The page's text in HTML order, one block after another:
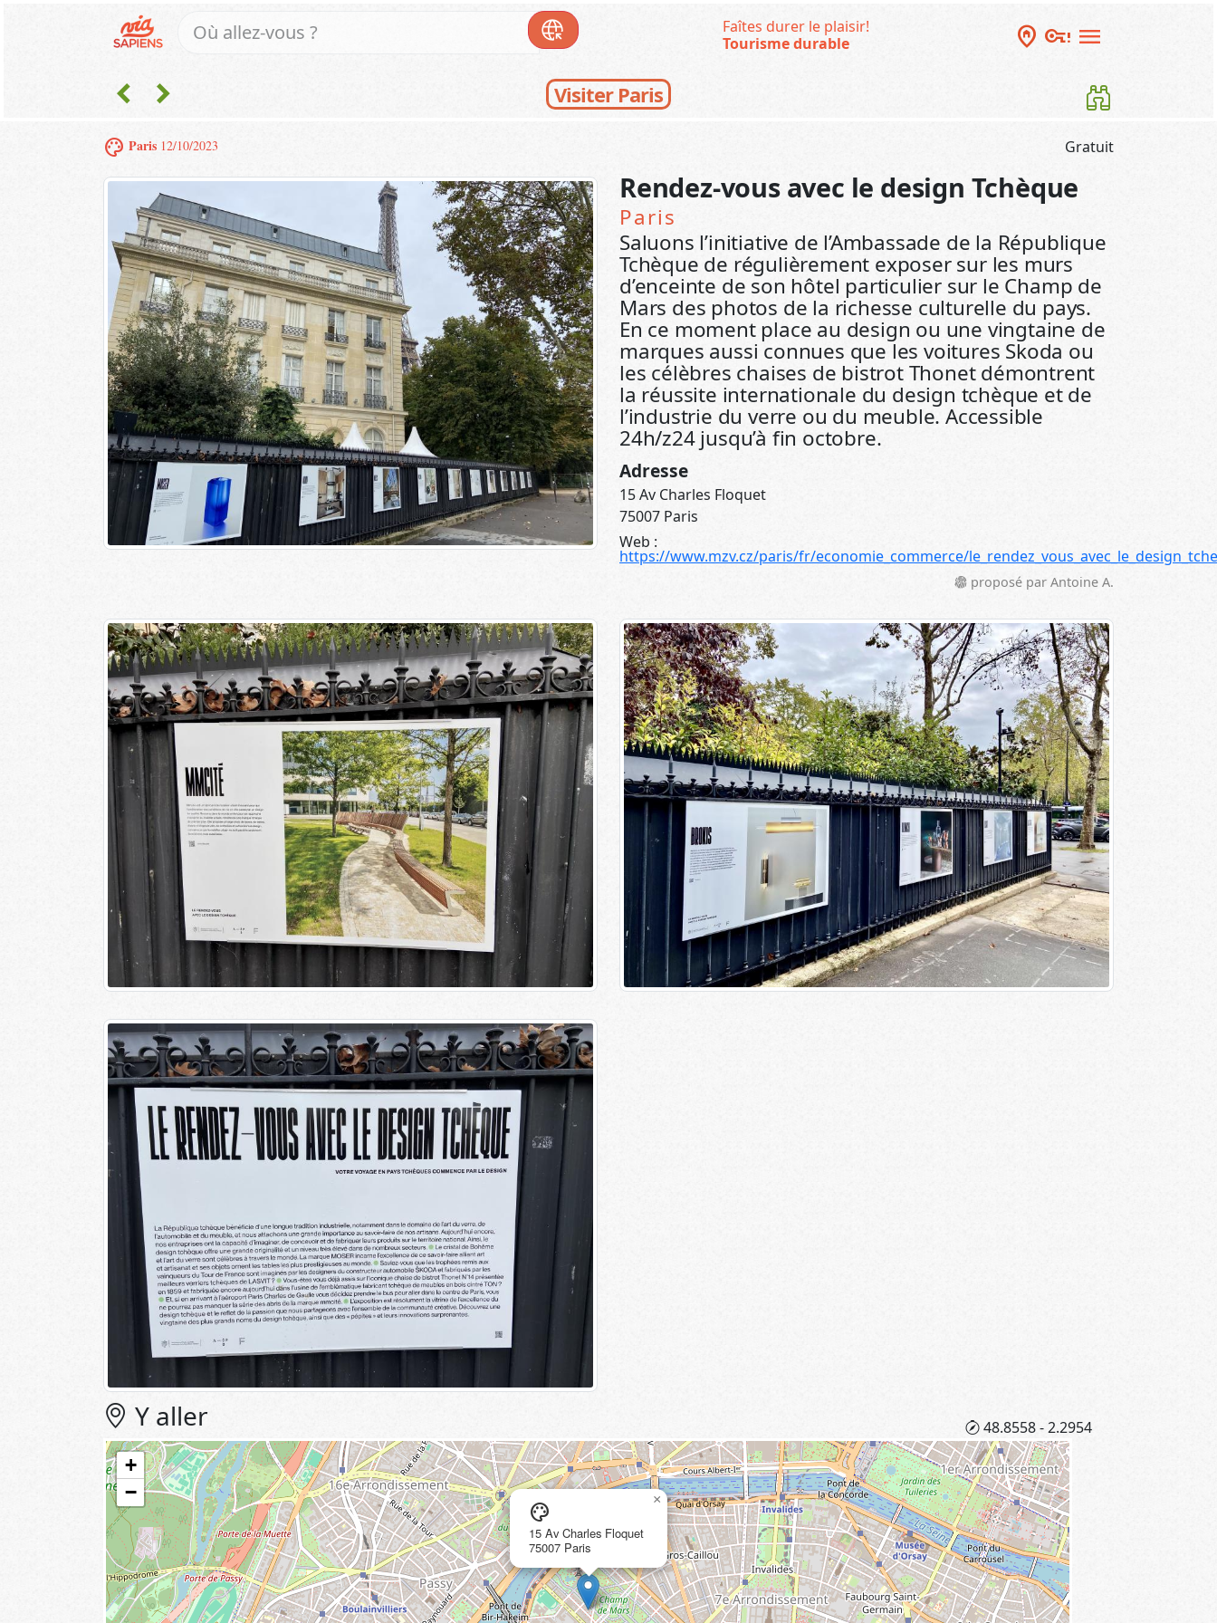
Faîtes durer le plaisir!
Tourisme durable
home_pin vpn_key_alert menu
chevron_left chevron_right Visiter Paris
palette Paris 12/10/2023 Gratuit
Rendez-vous avec le design Tchèque
Paris
Saluons l’initiative de l’Ambassade de la République
Tchèque de régulièrement exposer sur les murs
d’enceinte de son hôtel particulier sur le Champ de
Mars des photos de la richesse culturelle du pays.
En ce moment place au design ou une vingtaine de
marques aussi connues que les voitures Skoda ou
les célèbres chaises de bistrot Thonet démontrent
la réussite internationale du design tchèque et de
l’industrie du verre ou du meuble. Accessible
24h/z24 jusqu’à fin octobre.
Adresse
15 Av Charles Floquet
75007 Paris
Web :
https://www.mzv.cz/paris/fr/economie_commerce/
proposé par Antoine A.
Y aller 48.8558 - 2.2954
palette
15 Av Charles Floquet
75007 Paris
×
+
−